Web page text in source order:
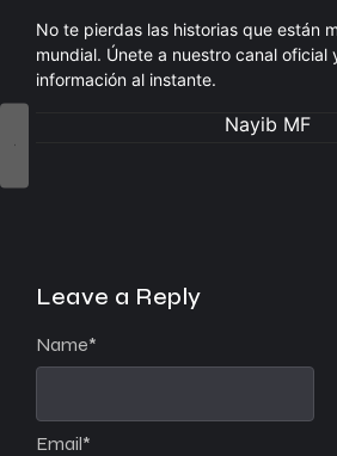
No te pierdas las historias que están
mundial. Únete a nuestro canal oficial
información al instante.
Nayib MF
Leave a Reply
Name*
Email*